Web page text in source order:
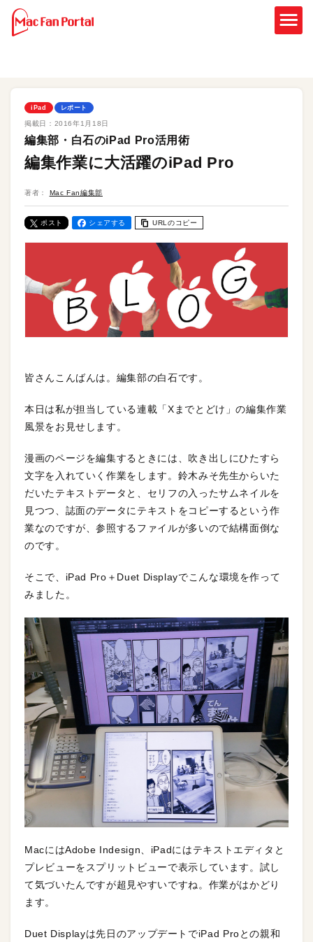
iPad レポート
掲載日： 2016年1月18日
編集部・白石のiPad Pro活用術
編集作業に大活躍のiPad Pro
著者： Mac Fan編集部
ポスト シェアする URLのコピー
皆さんこんばんは。編集部の白石です。
本日は私が担当している連載「Xまでとどけ」の編集作業
風景をお見せします。
漫画のページを編集するときには、吹き出しにひたすら
文字を入れていく作業をします。鈴木みそ先生からいた
だいたテキストデータと、セリフの入ったサムネイルを
見つつ、誌面のデータにテキストをコピーするという作
業なのですが、参照するファイルが多いので結構面倒な
のです。
そこで、iPad Pro＋Duet Displayでこんな環境を作って
みました。
MacにはAdobe Indesign、iPadにはテキストエディタと
プレビューをスプリットビューで表示しています。試し
て気づいたんですが超見やすいですね。作業がはかどり
ます。
Duet Displayは先日のアップデートでiPad Proとの親和